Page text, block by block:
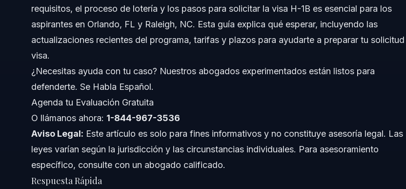
Significado y Explicación Completa de H-1B
¿Por qué existe la lotería de la visa H-1B?
Cómo Solicitar una Visa H-1B
Documentos Requeridos para la Solicitud H-1B
Errores Comunes en Solicitudes de Visa H-1B
No Presentar Correctamente la LCA
requisitos, el proceso de lotería y los pasos para solicitar la visa H-1B es esencial para los
aspirantes en Orlando, FL y Raleigh, NC. Esta guía explica qué esperar, incluyendo las
actualizaciones recientes del programa, tarifas y plazos para ayudarte a preparar tu
visa.
¿Necesitas ayuda con tu caso? Nuestros abogados experimentados están listos para
defenderte. Se Habla Español.
Agenda tu Evaluación Gratuita
O llámanos ahora: 1-844-967-3536
Aviso Legal: Este artículo es solo para fines informativos y no constituye asesoría legal. Las
leyes varían según la jurisdicción y las circunstancias individuales. Para asesoramiento
específico, consulte con un abogado calificado.
Respuesta Rápida